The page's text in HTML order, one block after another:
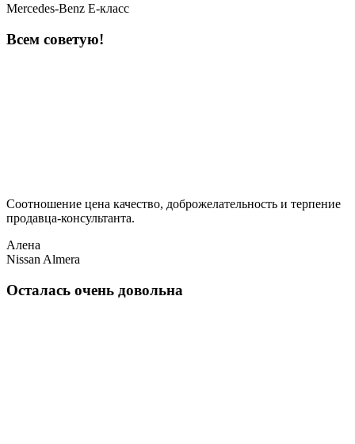
Mercedes-Benz E-класс
Всем советую!
Соотношение цена качество, доброжелательность и терпение
продавца-консультанта.
Алена
Nissan Almera
Осталась очень довольна